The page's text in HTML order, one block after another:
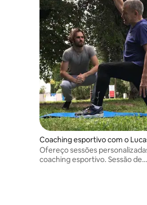
Coaching esportivo com o
Ofereço sessões
coaching esportivo. Sessão de